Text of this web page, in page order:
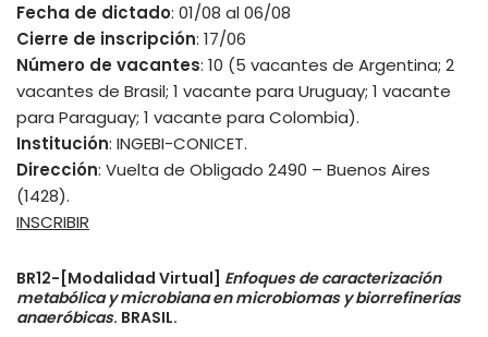
Fecha de dictado: 01/08 al 06/08
Cierre de inscripción: 17/06
Número de vacantes: 10 (5 vacantes de Argentina; 2
vacantes de Brasil; 1 vacante para Uruguay; 1 vacante
para Paraguay; 1 vacante para Colombia).
Institución: INGEBI-CONICET.
Dirección: Vuelta de Obligado 2490 – Buenos Aires
(1428).
INSCRIBIR
BR12-[Modalidad Virtual] Enfoques de caracterización
metabólica y microbiana en microbiomas y biorrefinerías
anaeróbicas. BRASIL.